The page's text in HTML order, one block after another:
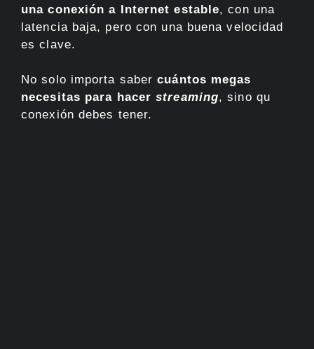
una conexión a Internet estable, con una
latencia baja, pero con una buena velocidad
es clave.
No solo importa sabercuántos megas
necesitas para hacerstreaming, sino qu
conexión debes tener.